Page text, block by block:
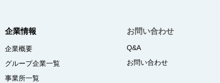
企業情報
企業概要
グループ企業一覧
事業所一覧
お問い合わせ
Q&A
お問い合わせ